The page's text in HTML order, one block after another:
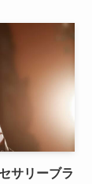
サリーブラ